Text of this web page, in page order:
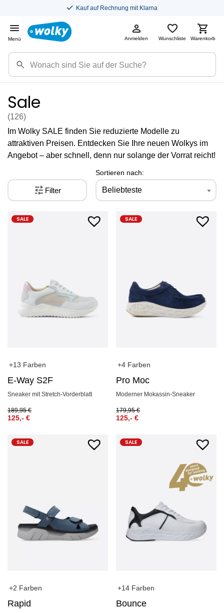
Kauf auf Rechnung mit Klarna
Menü Anmelden Wunschliste Warenkorb
Sale
(126)
Im Wolky SALE finden Sie reduzierte Modelle zu
attraktiven Preisen. Entdecken Sie Ihre neuen Wolkys im
Angebot – aber schnell, denn nur solange der Vorrat reicht!
Sortieren nach:
Beliebteste
Filter
SALE
+13 Farben
E-Way S2F
Sneaker mit Stretch-Vorderblatt
189,95€
125,- €
SALE
+4 Farben
Pro Moc
Moderner Mokassin-Sneaker
179,95€
125,-€
SALE
+2 Farben
Rapid
SALE
+14 Farben
Bounce